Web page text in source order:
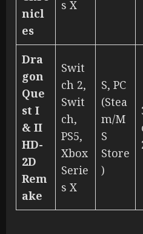
nicl
es
s X
Dra
gon
Que
st I
& II
HD-
2D
Rem
ake
Swit
ch 2,
Swit
ch,
PS5,
Xbox
Serie
s X
S, PC
(Stea
m/M
S
Store
)